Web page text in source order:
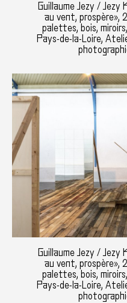
Guillaume Jezy / Jezy
au vent, prospère»,
palettes, bois,
Pays-de-la-Loire,
Guillaume Jezy / Jezy
au vent, prospère»,
palettes, bois,
Pays-de-la-Loire,